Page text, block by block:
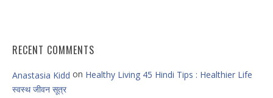
RECENT COMMENTS
Anastasia Kidd on Healthy Living 45 Hindi Tips : Healthier Life
स्वस्थ जीवन सूत्र